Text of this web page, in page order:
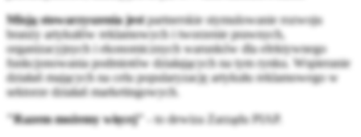
Misją stowarzyszenia jestpartnerskie stymulowanie rozwoju
branży artykułów reklamowych i tworzenie prawnych,
organizacyjnych i ekonomicznych warunków dla efektywnego
funkcjonowania podmiotów działających na tym rynku. Wspieranie
działań mających na celu popularyzację artykułu reklamowego w
sektorze działań marketingowych.
"Razem możemy więcej"
- to dewiza Zarządu PIAP.